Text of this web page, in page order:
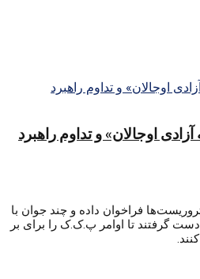
آزادی اوجالان» و تداوم راهبرد
فراخوان داده و چند جوان با
دست گرفتند تا اوامر پ.ک.ک را برای بر